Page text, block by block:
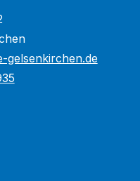
gelsenkirchen.de